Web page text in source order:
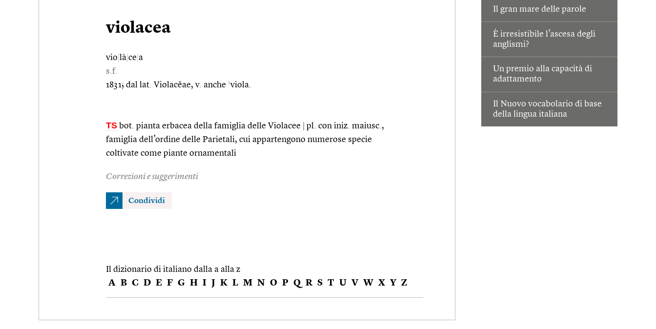
Il gran mare delle parole
È irresistibile l’ascesa degli
anglismi?
Un premio alla capacità di
adattamento
Il Nuovo vocabolario di base
della lingua italiana
violacea
vio là ce a
s.f.
1831; dal lat. Violacĕae, v. anche 1viola.
TS bot. pianta erbacea della famiglia delle Violacee
pl. con iniz. maiusc.,
famiglia dell’ordine delle Parietali, cui appartengono numerose specie
coltivate come piante ornamentali
Correzioni e suggerimenti
Condividi
Il dizionario di italiano dalla a alla z
A B C D E F G H I J K L M N O P Q R S T U V W X Y Z